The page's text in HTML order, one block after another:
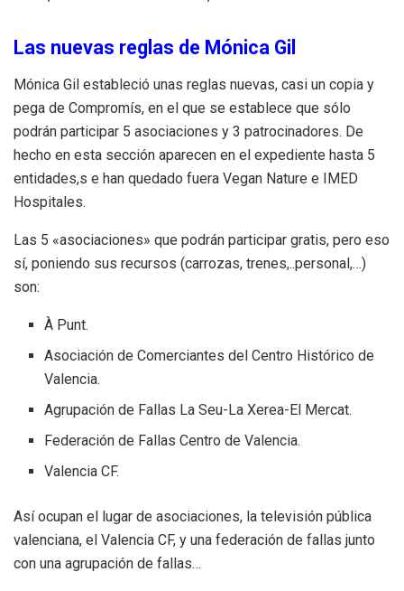
Las nuevas reglas de Mónica Gil
Mónica Gil estableció unas reglas nuevas, casi un copia y
pega de Compromís, en el que se establece que sólo
podrán participar 5 asociaciones y 3 patrocinadores. De
hecho en esta sección aparecen en el expediente hasta 5
entidades,s e han quedado fuera Vegan Nature e IMED
Hospitales.
Las 5 «asociaciones» que podrán participar gratis, pero eso
sí, poniendo sus recursos (carrozas, trenes,..personal,…)
son:
À Punt.
Asociación de Comerciantes del Centro Histórico de
Valencia.
Agrupación de Fallas La Seu-La Xerea-El Mercat.
Federación de Fallas Centro de Valencia.
Valencia CF.
Así ocupan el lugar de asociaciones, la televisión pública
valenciana, el Valencia CF, y una federación de fallas junto
con una agrupación de fallas…